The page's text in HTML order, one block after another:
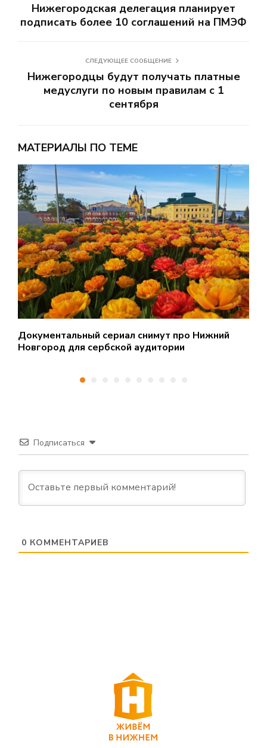
Нижегородская делегация планирует
подписать более 10 соглашений на ПМЭФ
СЛЕДУЮЩЕЕ СООБЩЕНИЕ
Нижегородцы будут получать платные
медуслуги по новым правилам с 1
сентября
МАТЕРИАЛЫ ПО ТЕМЕ
Документальный сериал снимут про Нижний
Новгород для сербской аудитории
Подписаться
0 КОММЕНТАРИЕВ